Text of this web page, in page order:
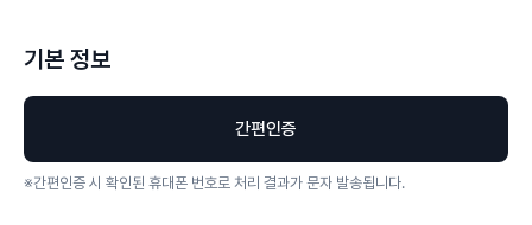
기본 정보
간편인증
※간편인증 시 확인된 휴대폰 번호로 처리 결과가 문자 발송됩니다.